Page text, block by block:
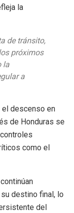
la
de tránsito,
próximos
la
a
el descenso en
de Honduras se
como el
destino final, lo
del